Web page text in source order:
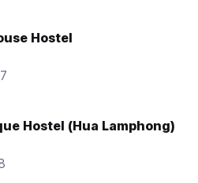
Hostel
Hostel (Hua Lamphong)